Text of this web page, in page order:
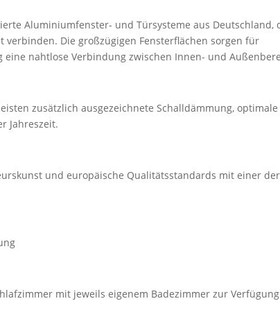
Aluminiumfenster- und Türsysteme aus Deutschland,
Die großzügigen Fensterflächen sorgen für
nahtlose Verbindung zwischen Innen- und
zusätzlich ausgezeichnete Schalldämmung, optimale
Jahreszeit.
und europäische Qualitätsstandards mit einer der
mit jeweils eigenem Badezimmer zur